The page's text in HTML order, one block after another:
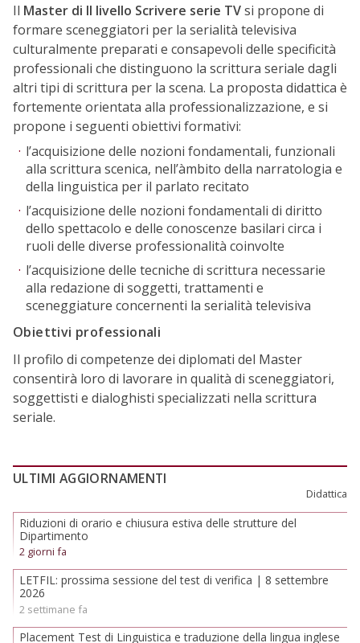
Il Master di II livello Scrivere serie TVsi propone di
formare sceneggiatori per la serialità televisiva
culturalmente preparati e consapevoli delle specificità
professionali che distinguono la scrittura seriale dagli
altri tipi di scrittura per la scena. La proposta didattica è
fortemente orientata alla professionalizzazione, e si
propone i seguenti obiettivi formativi:
l’acquisizione delle nozioni fondamentali, funzionali
alla scrittura scenica, nell’àmbito della narratologia e
della linguistica per il parlato recitato
l’acquisizione delle nozioni fondamentali di diritto
dello spettacolo e delle conoscenze basilari circa i
ruoli delle diverse professionalità coinvolte
l’acquisizione delle tecniche di scrittura necessarie
alla redazione di soggetti, trattamenti e
sceneggiature concernenti la serialità televisiva
Obiettivi professionali
Il profilo di competenze dei diplomati del Master
consentirà loro di lavorare in qualità di sceneggiatori,
soggettisti e dialoghisti specializzati nella scrittura
seriale.
ULTIMI AGGIORNAMENTI
Didattica
Riduzioni di orario e chiusura estiva delle strutture del
Dipartimento
2 giorni fa
LETFIL: prossima sessione del test di verifica | 8 settembre
2026
2 settimane fa
Placement Test di Linguistica e traduzione della lingua inglese